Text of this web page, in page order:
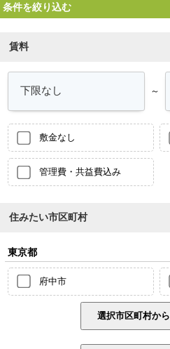
条件を絞り込む
賃料
～
敷金なし
管理費・共益費込み
住みたい市区町村
東京都
府中市